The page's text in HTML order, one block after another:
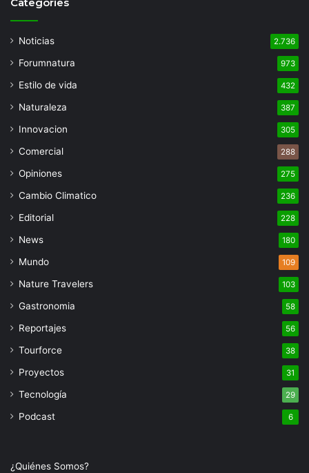
Noticias 2.736
Forumnatura 973
Estilo de vida 432
Naturaleza 387
Innovacion 305
Comercial 288
Opiniones 275
Cambio Climatico 236
Editorial 228
News 180
Mundo 109
Nature Travelers 103
Gastronomia 58
Reportajes 56
Tourforce 38
Proyectos 31
Tecnología 29
Podcast 6
¿Quiénes Somos?